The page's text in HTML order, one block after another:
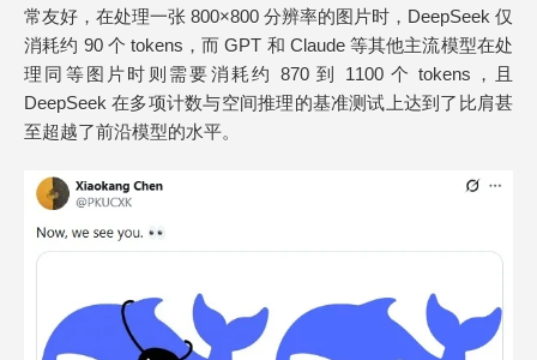
常友好，在处理一张 800×800 分辨率的图片时，DeepSeek 仅
消耗约 90 个 tokens，而 GPT 和 Claude 等其他主流模型在处
理同等图片时则需要消耗约 870 到 1100 个 tokens，且
DeepSeek 在多项计数与空间推理的基准测试上达到了比肩甚
至超越了前沿模型的水平。